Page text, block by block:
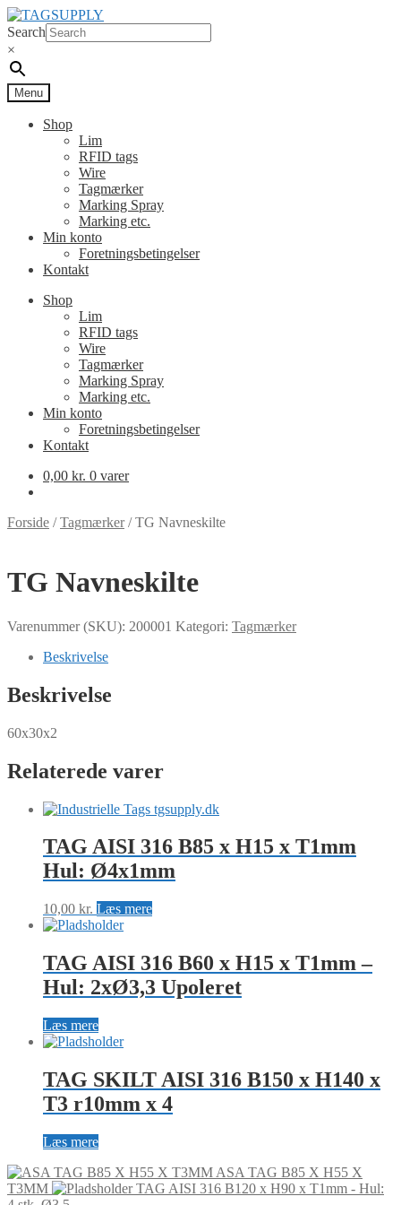
Spring
til
navigation
Spring
til
indhold
Search
×
Menu
Shop
Lim
RFID tags
Wire
Tagmærker
Marking Spray
Marking etc.
Min konto
Foretningsbetingelser
Kontakt
Shop
Lim
RFID tags
Wire
Tagmærker
Marking Spray
Marking etc.
Min konto
Foretningsbetingelser
Kontakt
0,00 kr. 0 varer
Forside /Tagmærker/TG Navneskilte
TG Navneskilte
Varenummer (SKU): 200001 Kategori: Tagmærker
Beskrivelse
Beskrivelse
60x30x2
Relaterede varer
TAG AISI 316 B85 x H15 x T1mm
Hul: Ø4x1mm
10,00 kr. Læs mere
TAG AISI 316 B60 x H15 x T1mm –
Hul: 2xØ3,3 Upoleret
Læs mere
TAG SKILT AISI 316 B150 x H140 x
T3 r10mm x 4
Læs mere
ASA TAG B85 X H55 X
T3MM
TAG AISI 316 B120 x H90 x T1mm - Hul: